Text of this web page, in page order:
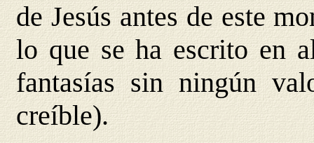
de Jesús antes de este
lo que se ha escrito en
fantasías sin ningún
creíble).